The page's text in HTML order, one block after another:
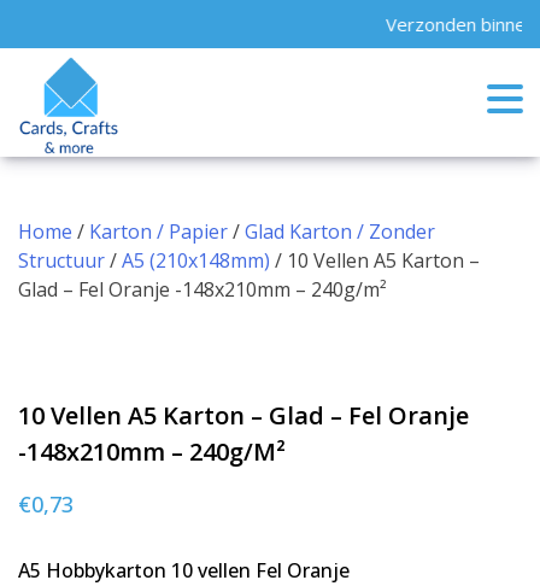
to
content
Verzonden binnen
Home / Karton / Papier/Glad Karton / Zonder
Structuur/A5 (210x148mm) / 10 Vellen A5 Karton –
Glad – Fel Oranje -148x210mm – 240g/m²
10 Vellen A5 Karton – Glad – Fel Oranje
-148x210mm – 240g/m²
€0,73
A5 Hobbykarton 10 vellen Fel Oranje